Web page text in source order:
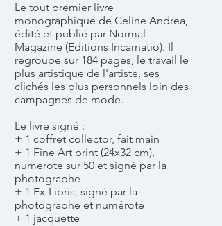
Le tout premier livre
monographique de Celine Andrea,
édité et publié par Normal
Magazine (Editions Incarnatio). Il
regroupe sur 184 pages, le travail le
plus artistique de l'artiste, ses
clichés les plus personnels loin des
campagnes de mode.
Le livre signé :
+ 1 coffret collector, fait main
+ 1 Fine Art print (24x32 cm),
numéroté sur 50 et signé par la
photographe
+ 1 Ex-Libris, signé par la
photographe et numéroté
+ 1 jacquette